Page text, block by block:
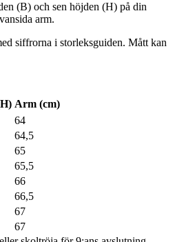
(B) och sen höjden (H) på din
arm.
siffrorna i storleksguiden. Mått kan
Arm (cm)
64
64,5
65
65,5
66
66,5
67
67